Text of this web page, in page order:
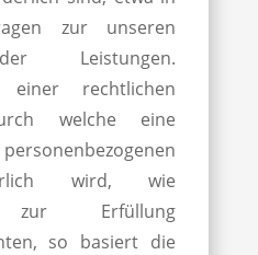
zur unseren
Leistungen.
rechtlichen
welche eine
wird, wie
zur Erfüllung
so basiert die